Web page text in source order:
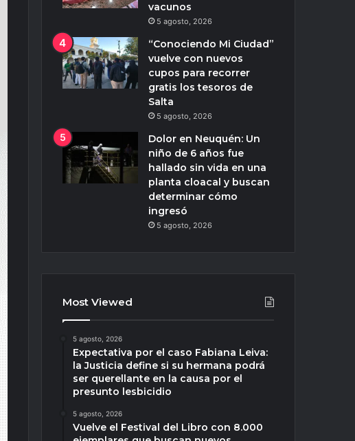
vacunos
5 agosto, 2026
“Conociendo Mi Ciudad”
vuelve con nuevos
cupos para recorrer
gratis los tesoros de
Salta
5 agosto, 2026
Dolor en Neuquén: Un
niño de 6 años fue
hallado sin vida en una
planta cloacal y buscan
determinar cómo
ingresó
5 agosto, 2026
Most Viewed
5 agosto, 2026
Expectativa por el caso Fabiana Leiva:
la Justicia define si su hermana podrá
ser querellante en la causa por el
presunto lesbicidio
5 agosto, 2026
Vuelve el Festival del Libro con 8.000